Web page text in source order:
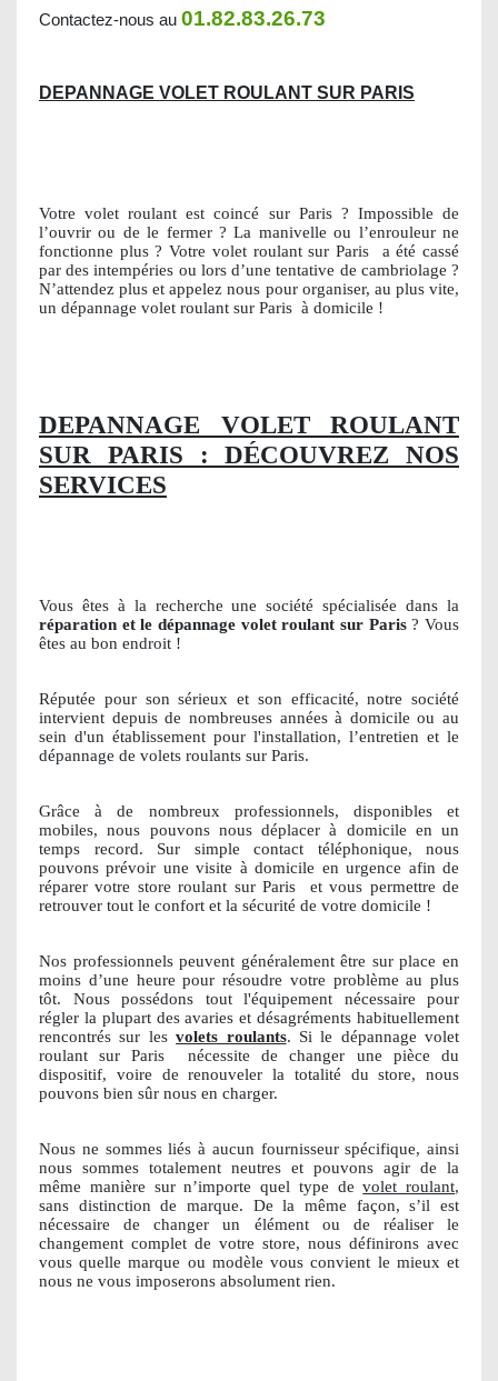
Contactez-nous au 01.82.83.26.73
DEPANNAGE VOLET ROULANT SUR PARIS
Votre volet roulant est coincé sur Paris ? Impossible de
l’ouvrir ou de le fermer ? La manivelle ou l’enrouleur ne
fonctionne plus ? Votre volet roulant sur Paris
a été cassé
par des intempéries ou lors d’une tentative de cambriolage ?
N’attendez plus et appelez nous pour organiser, au plus vite,
un dépannage volet roulant sur Paris à domicile !
DEPANNAGE VOLET ROULANT
SUR PARIS : DÉCOUVREZ NOS
SERVICES
Vous êtes à la recherche une société spécialisée dans la
réparation et le dépannage volet roulant sur Paris? Vous
êtes au bon endroit !
Réputée pour son sérieux et son efficacité, notre société
intervient depuis de nombreuses années à domicile ou au
sein d'un établissement pour l'installation, l’entretien et le
dépannage de volets roulants sur Paris.
Grâce à de nombreux professionnels, disponibles et
mobiles, nous pouvons nous déplacer à domicile en un
temps record. Sur simple contact téléphonique, nous
pouvons prévoir une visite à domicile en urgence afin de
réparer votre store roulant sur Paris
et vous permettre de
retrouver tout le confort et la sécurité de votre domicile !
Nos professionnels peuvent généralement être sur place en
moins d’une heure pour résoudre votre problème au plus
tôt. Nous possédons tout l'équipement nécessaire pour
régler la plupart des avaries et désagréments habituellement
rencontrés sur lesvolets roulants. Si le dépannage volet
roulant sur Paris
nécessite de changer une pièce du
dispositif, voire de renouveler la totalité du store, nous
pouvons bien sûr nous en charger.
Nous ne sommes liés à aucun fournisseur spécifique, ainsi
nous sommes totalement neutres et pouvons agir de la
même manière sur n’importe quel type devolet roulant,
sans distinction de marque. De la même façon, s’il est
nécessaire de changer un élément ou de réaliser le
changement complet de votre store, nous définirons avec
vous quelle marque ou modèle vous convient le mieux et
nous ne vous imposerons absolument rien.